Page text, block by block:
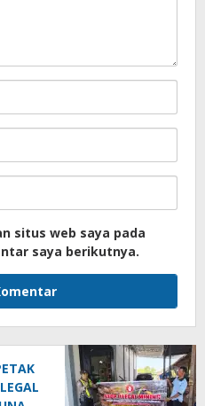
situs web saya pada
saya berikutnya.